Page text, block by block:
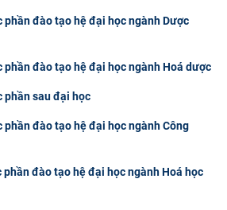
đào tạo hệ đại học ngành Dược
đào tạo hệ đại học ngành Hoá dược
phần sau đại học
đào tạo hệ đại học ngành Công
đào tạo hệ đại học ngành Hoá học